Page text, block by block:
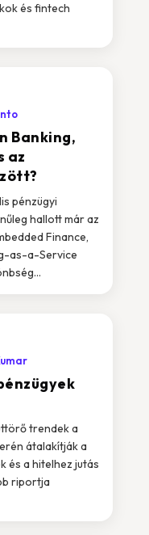
és fintech
Banking,
az
pénzügyi
hallott már az
Finance,
as-a-Service
trendek a
átalakítják a
és a hitelhez jutás
riportja